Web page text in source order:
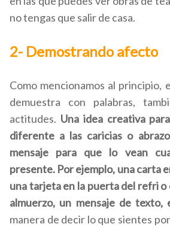
no tengas que salir de casa.
2- Demostrando afecto
Como mencionamos al principio,
demuestra con palabras,
actitudes. Una idea creativa
diferente a las caricias o
mensaje para que lo vean
presente. Por ejemplo, una carta
una tarjeta en la puerta del refri
almuerzo, un mensaje de texto,
manera de decir lo que sientes